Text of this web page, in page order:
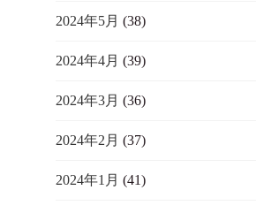
2024年5月 (38)
2024年4月 (39)
2024年3月 (36)
2024年2月 (37)
2024年1月 (41)